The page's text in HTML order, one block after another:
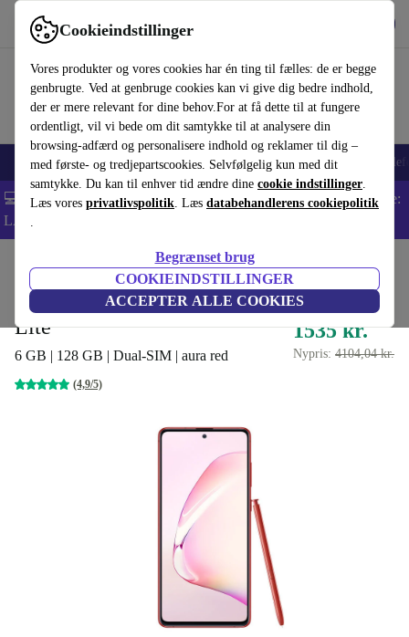
Cookieindstillinger
Vores produkter og vores cookies har én ting til fælles: de er begge
genbrugte. Ved at genbruge cookies kan vi give dig bedre indhold,
der er mere relevant for dine behov.For at få dette til at fungere
ordentligt, vil vi bede om dit samtykke til at analysere din
browsing-adfærd og personalisere indhold og reklamer til dig –
med første- og tredjepartscookies. Selvfølgelig kun med dit
samtykke. Du kan til enhver tid ændre dine cookie indstillinger.
Læs vores privatlivspolitik. Læs databehandlerens cookiepolitik
.
Begrænset brug
COOKIEINDSTILLINGER
ACCEPTER ALLE COOKIES
Brug refurbed hurtigt og nemt
Smartphones Bærbare Tablets Smartwatches Tilbehør
💻 Ekstra 5% rabat på alle MacBooks og bærbare computere - Kode:
LAPTOP5 -
Mobiltelefoner og smartphones
Samsung Galaxy Note 10
Lite
6 GB | 128 GB | Dual-SIM | aura red
(4,9/5)
1535 kr.
Nypris: 4104,04 kr.